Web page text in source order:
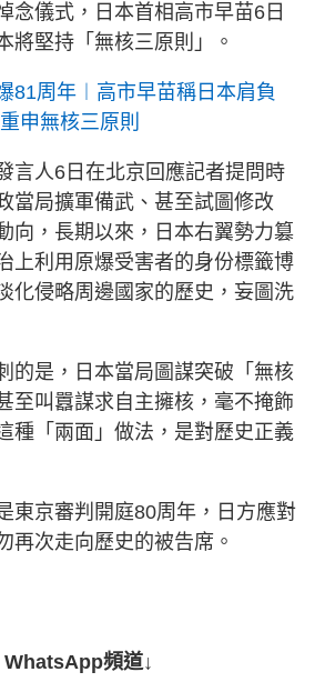
念儀式，日本首相高市早苗6日
將堅持「無核三原則」。
81周年︱高市早苗稱日本肩負
申無核三原則
言人6日在北京回應記者提問時
當局擴軍備武、甚至試圖修改
向，長期以來，日本右翼勢力篡
上利用原爆受害者的身份標籤博
化侵略周邊國家的歷史，妄圖洗
的是，日本當局圖謀突破「無核
至叫囂謀求自主擁核，毫不掩飾
種「兩面」做法，是對歷史正義
東京審判開庭80周年，日方應對
再次走向歷史的被告席。
WhatsApp頻道↓